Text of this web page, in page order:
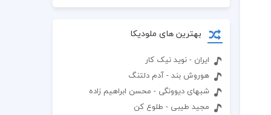
بهترین های ملودیکا
ایران - نوید نیک کار
هوروش بند - آدم دلتنگ
شبهای دیوونگی - محسن ابراهیم زاده
مجید طیبی - طلوع کن